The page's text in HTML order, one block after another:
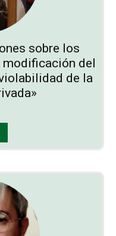
sobre los
modificación del
de la